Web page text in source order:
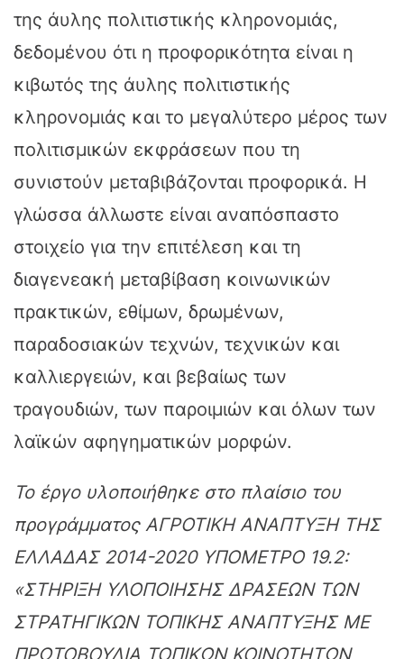
της άυλης πολιτιστικής κληρονομιάς,
δεδομένου ότι η προφορικότητα είναι η
κιβωτός της άυλης πολιτιστικής
κληρονομιάς και το μεγαλύτερο μέρος των
πολιτισμικών εκφράσεων που τη
συνιστούν μεταβιβάζονται προφορικά. Η
γλώσσα άλλωστε είναι αναπόσπαστο
στοιχείο για την επιτέλεση και τη
διαγενεακή μεταβίβαση κοινωνικών
πρακτικών, εθίμων, δρωμένων,
παραδοσιακών τεχνών, τεχνικών και
καλλιεργειών, και βεβαίως των
τραγουδιών, των παροιμιών και όλων των
λαϊκών αφηγηματικών μορφών.
Το έργο υλοποιήθηκε στο πλαίσιο του
προγράμματος ΑΓΡΟΤΙΚΗ ΑΝΑΠΤΥΞΗ ΤΗΣ
ΕΛΛΑΔΑΣ 2014-2020 ΥΠΟΜΕΤΡΟ 19.2:
«ΣΤΗΡΙΞΗ ΥΛΟΠΟΙΗΣΗΣ ΔΡΑΣΕΩΝ ΤΩΝ
ΣΤΡΑΤΗΓΙΚΩΝ ΤΟΠΙΚΗΣ ΑΝΑΠΤΥΞΗΣ ΜΕ
ΠΡΩΤΟΒΟΥΛΙΑ ΤΟΠΙΚΩΝ ΚΟΙΝΟΤΗΤΩΝ